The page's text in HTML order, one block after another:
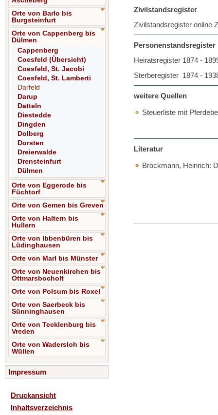
Orte von Barlo bis
Burgsteinfurt
Orte von Cappenberg bis
Dülmen
Cappenberg
Coesfeld (Übersicht)
Coesfeld, St. Jacobi
Coesfeld, St. Lamberti
Darfeld
Darup
Datteln
Diestedde
Dingden
Dolberg
Dorsten
Dreierwalde
Drensteinfurt
Dülmen
Orte von Eggerode bis
Füchtorf
Orte von Gemen bis Greven
Orte von Haltern bis
Hullern
Orte von Ibbenbüren bis
Lüdinghausen
Orte von Marl bis Münster
Orte von Neuenkirchen bis
Ottmarsbocholt
Orte von Polsum bis Roxel
Orte von Saerbeck bis
Sünninghausen
Orte von Tecklenburg bis
Vreden
Orte von Wadersloh bis
Wüllen
Impressum
Druckansicht
Inhaltsverzeichnis
Zivilstandsregister
Zivilstandsregister online
Personenstandsregister
Heiratsregister 1874 -
Sterberegister 1874 -
weitere Quellen
Steuerliste mit
Literatur
Brockmann, Heinrich: